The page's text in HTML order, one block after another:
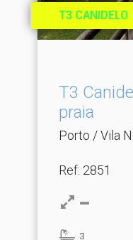
T3 CANIDELO
T3
praia
Porto / Vila
Ref: 2851
3